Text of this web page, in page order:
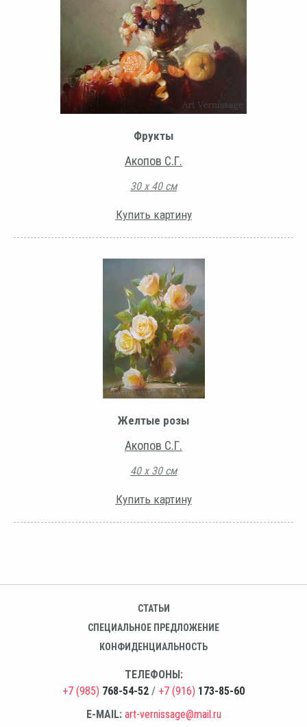
Фрукты
Акопов С.Г.
30 х 40 см
Купить картину
Желтые розы
Акопов С.Г.
40 х 30 см
Купить картину
СТАТЬИ
СПЕЦИАЛЬНОЕ ПРЕДЛОЖЕНИЕ
КОНФИДЕНЦИАЛЬНОСТЬ
ТЕЛЕФОНЫ:
+7 (985) 768-54-52 / +7 (916) 173-85-60
E-MAIL: art-vernissage@mail.ru